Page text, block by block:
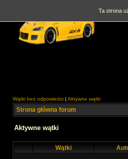
Wątki bez odpowiedzi | Aktywne wątki
Strona główna forum
Aktywne wątki
Wątki
Ta strona